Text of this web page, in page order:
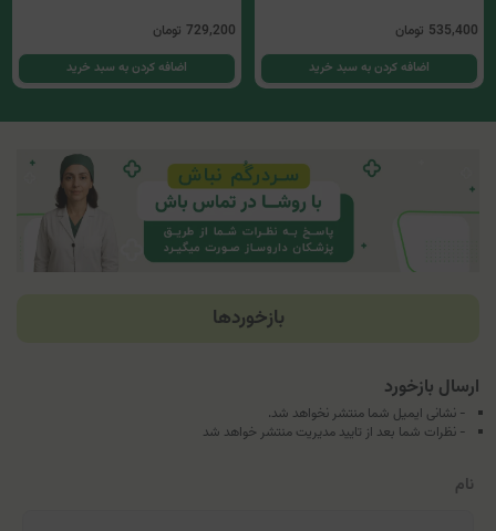
535,400 تومان
اضافه کردن به سبد خرید
729,200 تومان
اضافه کردن به سبد خرید
بازخوردها
ارسال بازخورد
- نشانی ایمیل شما منتشر نخواهد شد.
- نظرات شما بعد از تایید مدیریت منتشر خواهد شد
نام